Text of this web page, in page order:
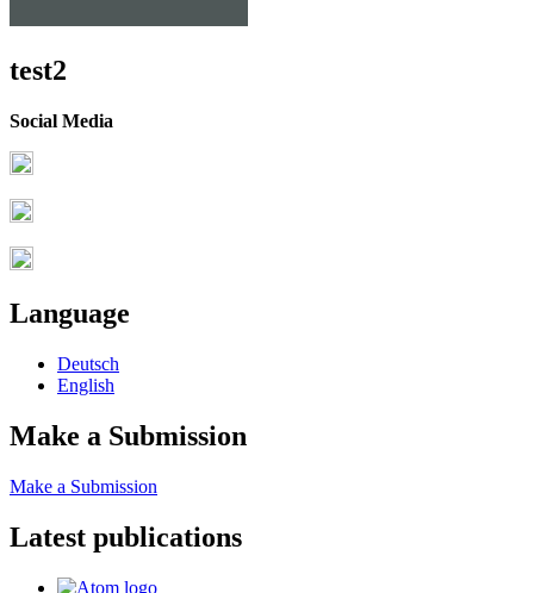
test2
Social Media
Language
Deutsch
English
Make a Submission
Make a Submission
Latest publications